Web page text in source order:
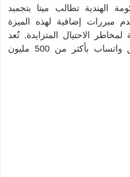
الهندية تطالب ميتا بتجميد
مبررات إضافية لهذه الميزة
الاحتيال المتزايدة. تُعد
الهند أكبر سوق لتطبيق واتساب بأكثر من 500 مليون